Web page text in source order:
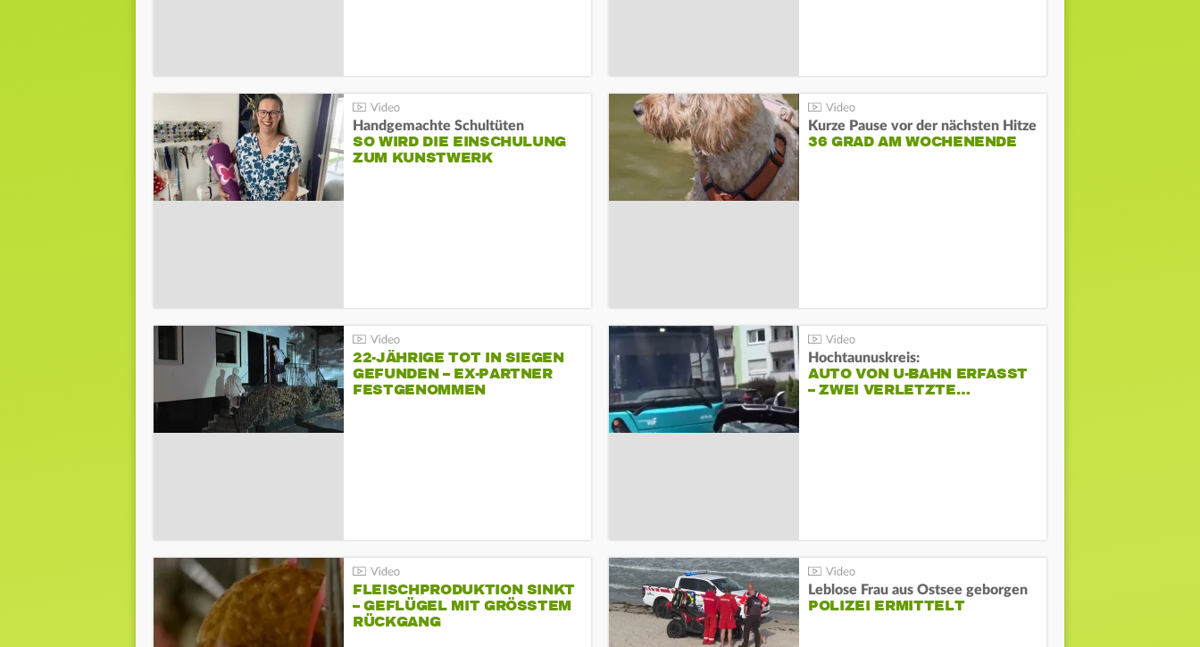
Handgemachte Schultüten
SO WIRD DIE EINSCHULUNG
ZUM KUNSTWERK
Kurze Pause vor der nächsten Hitze
36 GRAD AM WOCHENENDE
22-JÄHRIGE TOT IN SIEGEN
GEFUNDEN – EX-PARTNER
FESTGENOMMEN
Hochtaunuskreis:
AUTO VON U-BAHN ERFASST
– ZWEI VERLETZTE…
FLEISCHPRODUKTION SINKT
– GEFLÜGEL MIT GRÖSSTEM R
ÜCKGANG
Leblose Frau aus Ostsee geborgen
POLIZEI ERMITTELT